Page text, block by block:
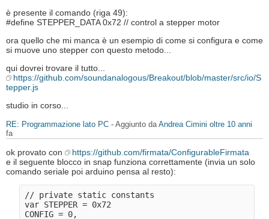
è presente il comando (riga 49):
#define STEPPER_DATA 0x72 // control a stepper motor
ora quello che mi manca è un esempio di come si configura e come
si muove uno stepper con questo metodo...
qui dovrei trovare il tutto...
https://github.com/soundanalogous/Breakout/blob/master/src/io/S
tepper.js
studio in corso...
RE: Programmazione lato PC - Aggiunto da Andrea Cimini oltre 10 anni
fa
ok provato con
https://github.com/firmata/ConfigurableFirmata
e il seguente blocco in snap funziona correttamente (invia un solo
comando seriale poi arduino pensa al resto):
// private static constants
var STEPPER = 0x72
CONFIG = 0,